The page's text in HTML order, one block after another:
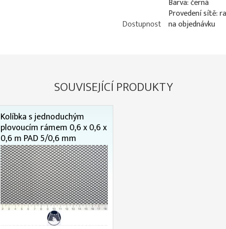
Barva: černá
Provedení sítě:
Dostupnost na objednávku
SOUVISEJÍCÍ PRODUKTY
Kolíbka s jednoduchým
plovoucím rámem 0,6 x 0,6 x
0,6 m PAD 5/0,6 mm